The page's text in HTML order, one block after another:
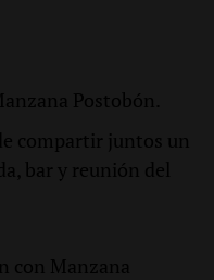
Postobón.
compartir juntos un
bar y reunión del
con Manzana